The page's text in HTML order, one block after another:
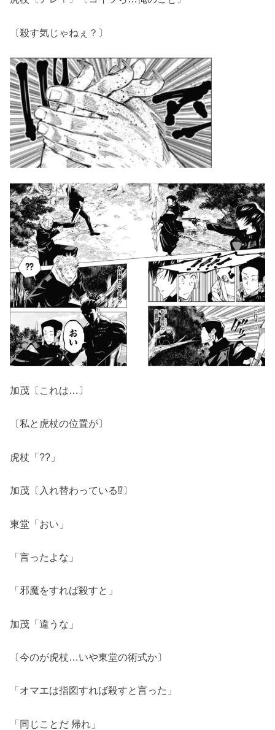
〔殺す気じゃねぇ？〕
加茂〔これは…〕
〔私と虎杖の位置が〕
虎杖「??」
加茂〔入れ替わっている⁉〕
東堂「おい」
「言ったよな」
「邪魔をすれば殺すと」
加茂「違うな」
〔今のが虎杖…いや東堂の術式か〕
「オマエは指図すれば殺すと言った」
「同じことだ 帰れ」